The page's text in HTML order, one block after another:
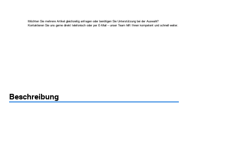
Möchten Sie mehrere Artikel gleichzeitig anfragen oder benötigen Sie Unterstützung bei der Auswahl?
Kontaktieren Sie uns gerne direkt telefonisch oder per E-Mail – unser Team hilft Ihnen kompetent und schnell weiter.
Beschreibung